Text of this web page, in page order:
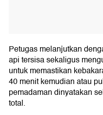
Petugas melanjutkan
api tersisa sekaligus
untuk memastikan
40 menit kemudian atau
pemadaman dinyatakan
total.